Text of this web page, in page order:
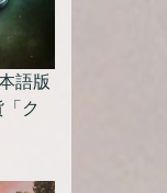
語版
ク